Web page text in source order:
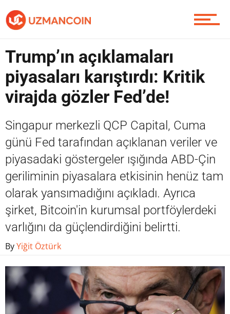
Soru Sor
Contact / İletişim
Trump’ın açıklamaları
piyasaları karıştırdı: Kritik
virajda gözler Fed’de!
Singapur merkezli QCP Capital, Cuma
günü Fed tarafından açıklanan veriler ve
piyasadaki göstergeler ışığında ABD-Çin
geriliminin piyasalara etkisinin henüz tam
olarak yansımadığını açıkladı. Ayrıca
şirket, Bitcoin'in kurumsal portföylerdeki
varlığını da güçlendirdiğini belirtti.
ByYiğit Öztürk